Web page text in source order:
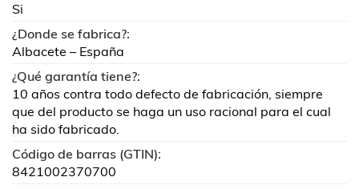
Si
¿Donde se fabrica?:
Albacete – España
¿Qué garantía tiene?:
10 años contra todo defecto de fabricación, siempre
que del producto se haga un uso racional para el cual
ha sido fabricado.
Código de barras (GTIN):
8421002370700